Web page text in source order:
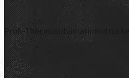
Profi-Thermosublimationsdrucker